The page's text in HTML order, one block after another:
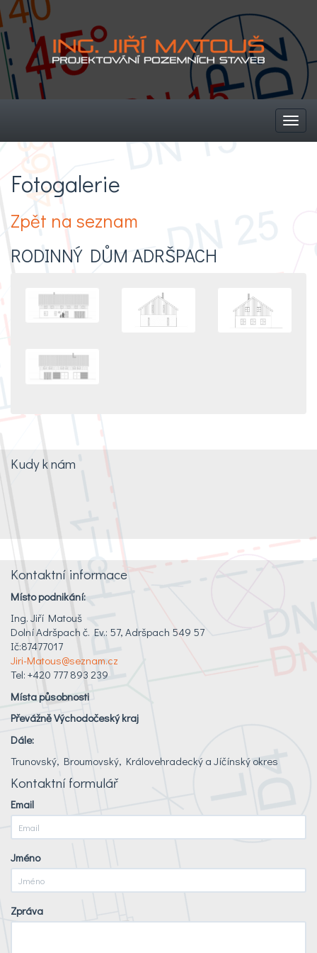
Fotogalerie
Zpět na seznam
RODINNÝ DŮM ADRŠPACH
Kudy k nám
Kontaktní informace
Místo podnikání:
Ing. Jiří Matouš
Dolní Adršpach č. Ev.: 57, Adršpach 549 57
Ič:87477017
Jiri-Matous@seznam.cz
Tel: +420 777 893 239
Místa působnosti
Převážně Východočeský kraj
Dále:
Trunovský, Broumovský, Královehradecký a Jíčínský okres
Kontaktní formulář
Email
Jméno
Zpráva